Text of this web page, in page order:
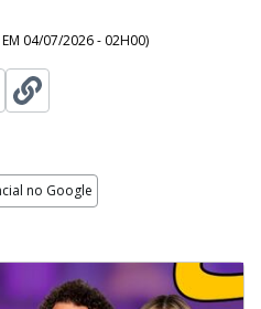
04/07/2026 - 02H00)
no Google